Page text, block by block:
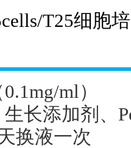
T25细胞
0.1mg/ml）
生长添加剂、
换液一次